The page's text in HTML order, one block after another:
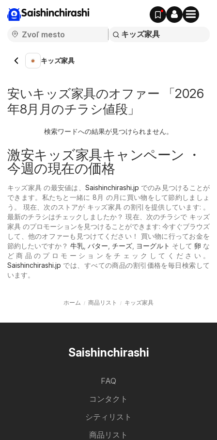
Saishinchirashi
キッズ家具
安いキッズ家具のオファー 「2026
年8月月のチラシ値段」
検索ワードへの結果が見つけられません。
激安キッズ家具キャンペーン ・
今週の現在の価格
キッズ家具 の最安値は、 Saishinchirashi.jp でのみ見つけることが
できます。私たちと一緒に 8月 の月に買い物をして節約しましょ
う。 現在、次のストアが キッズ家具 の割引を提供しています: 。
最新のチラシはチェックしましたか？ 現在、次のチラシで キッズ
家具 のプロモーションを見つけることができます: 今すぐブラウズ
して、他のオファーも見つけてください！ 買い物に行ってお金を
節約したいですか？ 牛乳 バター チーズ ヨーグルト そして 卵 な
ど商品のプロモーションをチェックしてください。
Saishinchirashi.jp では、すべての商品の割引価格を毎日検索して
います。
ホーム 商品リスト キッズ家具
Saishinchirashi
FAQ
コンタクト
シティリスト
商品リスト